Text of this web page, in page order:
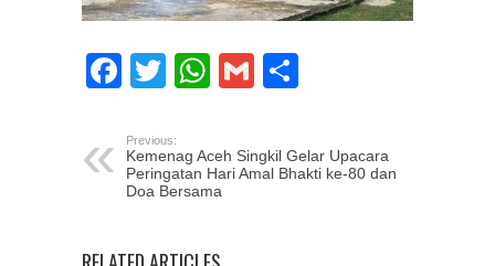
Facebook
TwitterWhatsApp
Gmail
Previous:
Kemenag Aceh Singkil Gelar Upacara
Peringatan Hari Amal Bhakti ke-80 dan
Doa Bersama